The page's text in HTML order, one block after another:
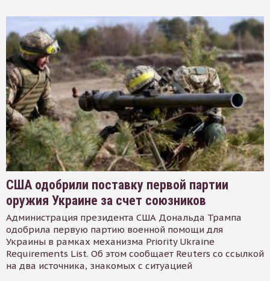
США одобрили поставку первой партии
оружия Украине за счет союзников
Администрация президента США Дональда Трампа
одобрила первую партию военной помощи для
Украины в рамках механизма Priority Ukraine
Requirements List. Об этом сообщает Reuters со ссылкой
на два источника, знакомых с ситуацией